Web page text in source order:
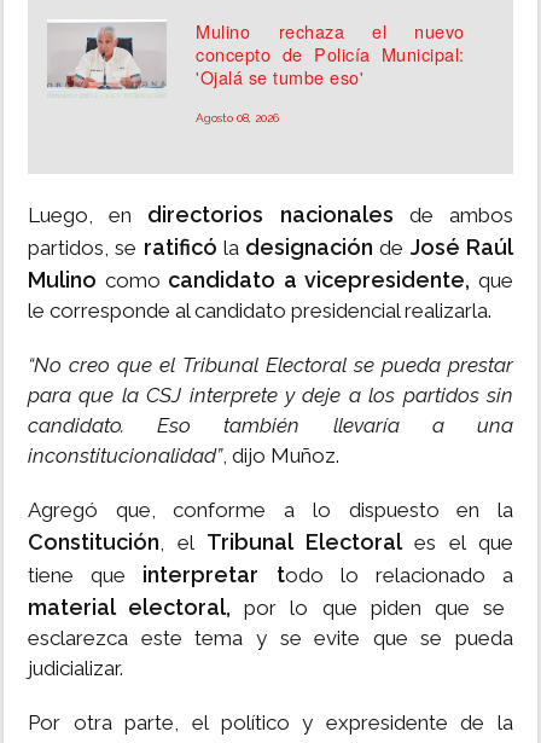
Mulino rechaza el nuevo
concepto de Policía Municipal:
'Ojalá se tumbe eso'
Agosto 08, 2026
Luego, en directorios nacionales de ambos
partidos, se ratificó ladesignación de José Raúl
Mulino como candidato a vicepresidente, que
le corresponde al candidato presidencial realizarla.
“No creo que el Tribunal Electoral se pueda prestar
para que la CSJ interprete y deje a los partidos sin
candidato. Eso también llevaría a una
inconstitucionalidad”, dijo Muñoz.
Agregó que, conforme a lo dispuesto en la
Constitución, el Tribunal Electorales el que
tiene que interpretar todo lo relacionado a
material electoral, por lo que piden que se
esclarezca este tema y se evite que se pueda
judicializar.
Por otra parte, el político y expresidente de la